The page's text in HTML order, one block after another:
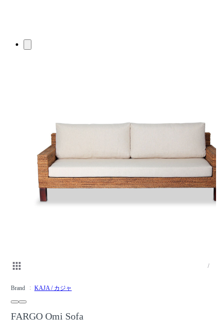
/
Brand KAJA / カジャ
FARGO Omi Sofa